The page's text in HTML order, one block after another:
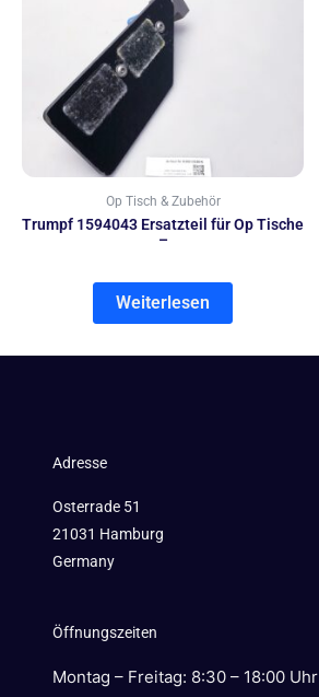
Op Tisch & Zubehör
Trumpf 1594043 Ersatzteil für Op Tische
–
Weiterlesen
Adresse
Osterrade 51
21031 Hamburg
Germany
Öffnungszeiten
Montag – Freitag: 8:30 – 18:00 Uhr